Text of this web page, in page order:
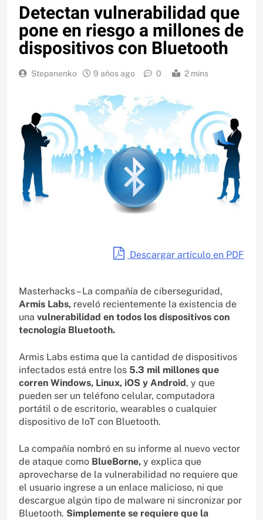
Detectan vulnerabilidad que
pone en riesgo a millones de
dispositivos con Bluetooth
Stepanenko 9 años ago 0 2 mins
Descargar artículo en PDF
Masterhacks – La compañía de ciberseguridad,
Armis Labs, reveló recientemente la existencia de
una vulnerabilidad en todos los dispositivos con
tecnología Bluetooth.
Armis Labs estima que la cantidad de dispositivos
infectados está entre los 5.3 mil millones que
corren Windows, Linux, iOS y Android , y que
pueden ser un teléfono celular, computadora
portátil o de escritorio, wearables o cualquier
dispositivo de IoT con Bluetooth.
La compañía nombró en su informe al nuevo vector
de ataque como BlueBorne, y explica que
aprovecharse de la vulnerabilidad no requiere que
el usuario ingrese a un enlace malicioso, ni que
descargue algún tipo de malware ni sincronizar por
Bluetooth. Simplemente se requiere que la